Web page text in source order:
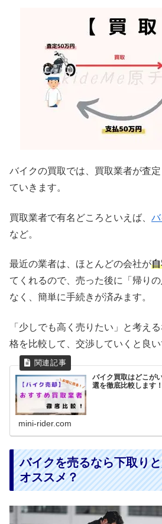
バイクの買取では、買取業者が査
ていきます。
買取業者で有名どころといえば、
など。
最近の業者は、ほとんどの会社が
てくれるので、売った後に「帰り
なく、簡単に手続きが済みます。
「少しでも高く売りたい」と考え
格を比較して、交渉していくと良い
バイク買取はどこが
選を徹底比較します！
mini-rider.com
バイクを売るなら下取り
オススメ？